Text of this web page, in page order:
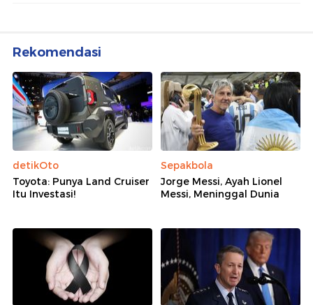
Rekomendasi
detikOto
Toyota: Punya Land Cruiser
Itu Investasi!
Sepakbola
Jorge Messi, Ayah Lionel
Messi, Meninggal Dunia